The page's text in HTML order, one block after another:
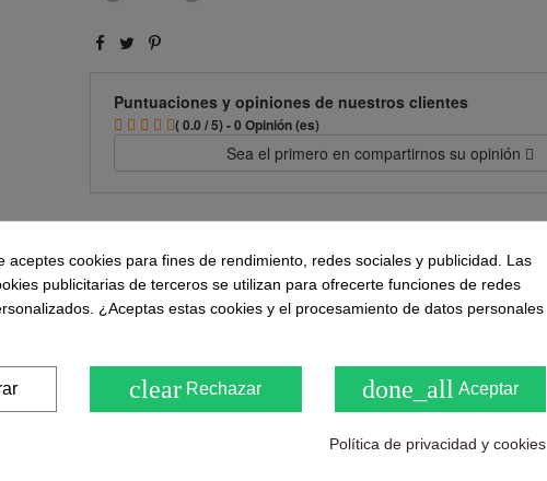
Puntuaciones y opiniones de nuestros clientes
( 0.0 / 5) - 0 Opinión (es)
Sea el primero en compartirnos su opinión
Detalles del producto
Ancho 140
Color Atracita
45,8 Kg
aceptes cookies para fines de rendimiento, redes sociales y publicidad. Las
publicitarias de terceros se utilizan para ofrecerte funciones de redes
¿Aceptas estas cookies y el procesamiento de datos personales
clear Rechazar done_all Aceptar
Política de privacidad y cookies